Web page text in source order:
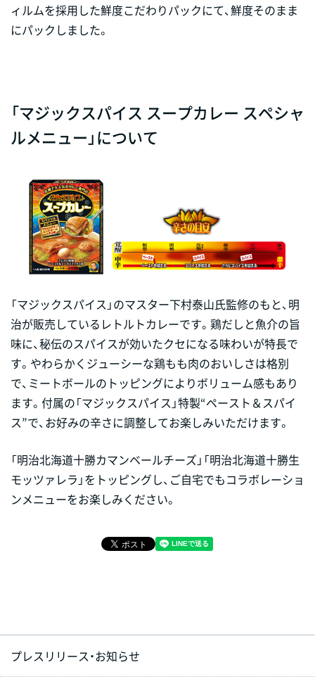
ィルムを採用した鮮度こだわりパックにて、鮮度そのまま
にパックしました。
「マジックスパイス スープカレー スペシャ
ルメニュー」について
「マジックスパイス」のマスター下村泰山氏監修のもと、明
治が販売しているレトルトカレーです。鶏だしと魚介の旨
味に、秘伝のスパイスが効いたクセになる味わいが特長で
す。やわらかくジューシーな鶏もも肉のおいしさは格別
で、ミートボールのトッピングによりボリューム感もあり
ます。付属の「マジックスパイス」特製“ペースト＆スパイ
ス”で、お好みの辛さに調整してお楽しみいただけます。
「明治北海道十勝カマンベールチーズ」「明治北海道十勝生
モッツァレラ」をトッピングし、ご自宅でもコラボレーショ
ンメニューをお楽しみください。
プレスリリース・お知らせ